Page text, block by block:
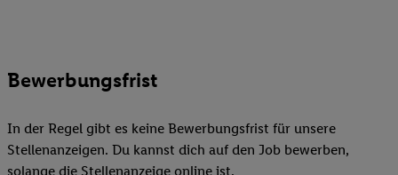
Bewerbungsfrist
In der Regel gibt es keine Bewerbungsfrist für unsere
Stellenanzeigen. Du kannst dich auf den Job bewerben,
solange die Stellenanzeige online ist.